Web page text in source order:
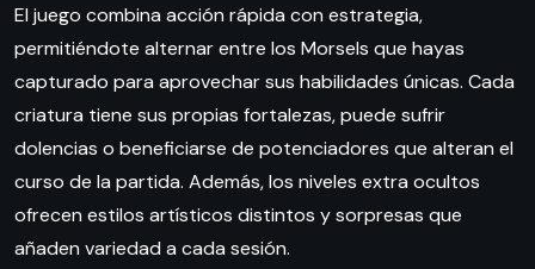
El juego combina acción rápida con estrategia,
permitiéndote alternar entre los Morsels que hayas
capturado para aprovechar sus habilidades únicas. Cada
criatura tiene sus propias fortalezas, puede sufrir
dolencias o beneficiarse de potenciadores que alteran el
curso de la partida. Además, los niveles extra ocultos
ofrecen estilos artísticos distintos y sorpresas que
añaden variedad a cada sesión.